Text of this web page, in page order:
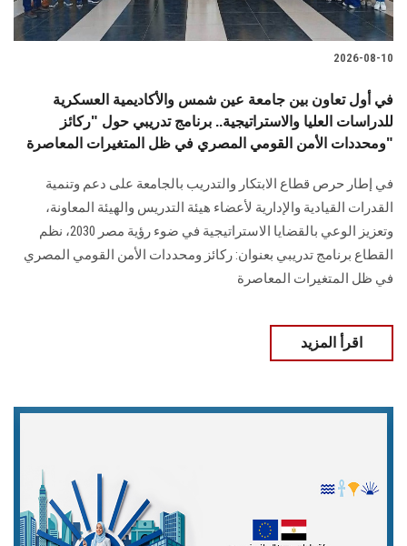
الدراسات العليا
الموظفون
سجل الان
2026-08-10
في أول تعاون بين جامعة عين شمس والأكاديمية العسكرية
للدراسات العليا والاستراتيجية.. برنامج تدريبي حول "ركائز
ومحددات الأمن القومي المصري في ظل المتغيرات المعاصرة"
في إطار حرص قطاع الابتكار والتدريب بالجامعة على دعم وتنمية
القدرات القيادية والإدارية لأعضاء هيئة التدريس والهيئة المعاونة،
وتعزيز الوعي بالقضايا الاستراتيجية في ضوء رؤية مصر 2030، نظم
القطاع برنامج تدريبي بعنوان: ركائز ومحددات الأمن القومي المصري
في ظل المتغيرات المعاصرة
اقرأ المزيد